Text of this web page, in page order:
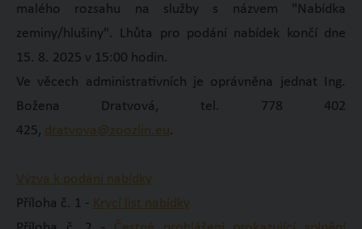
malého rozsahu na služby s názvem "Nabídka
zeminy/hlušiny". Lhůta pro podání nabídek končí dne
15. 8. 2025 v 15:00 hodin.
Ve věcech administrativních je oprávněna jednat Ing.
Božena Dratvová, tel. 778 402
425, dratvova@zoozlin.eu.
Výzva k podání nabídky
Příloha č. 1 - Krycí list nabídky